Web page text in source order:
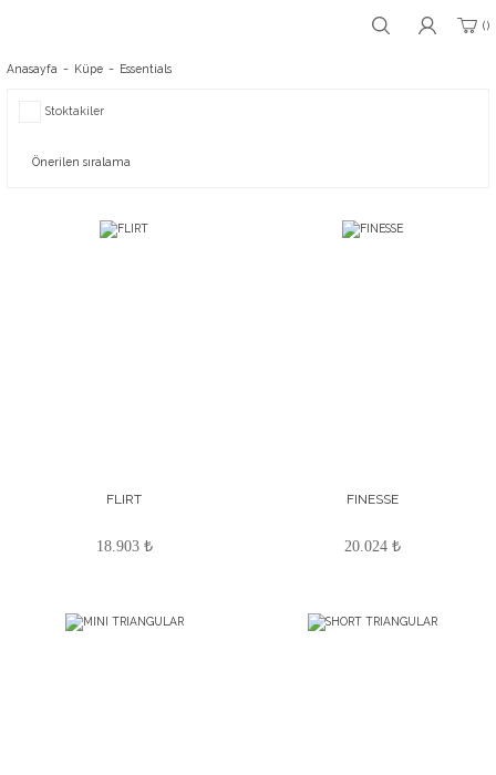
Anasayfa Küpe Essentials
Stoktakiler
FLIRT
18.903 ₺
FINESSE
20.024 ₺